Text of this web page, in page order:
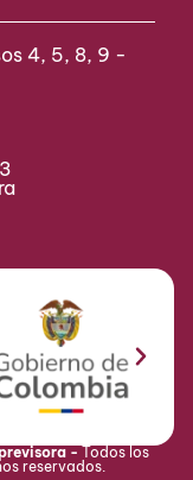
4, 5, 8, 9 -
-Todos los
reservados.